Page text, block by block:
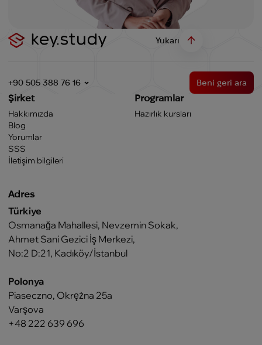
ayırmanız önerilir.
Yüksek Lisans (MBA)
Manitoba Üniversitesi lisans mezunları, üniversitede
Dil Hazırlık Programı (ELC)
ELC (İngilizce Dil Merkezi) programı, uluslararası
öğrencilerin üniversite eğitimine hazırlanmaları için özel
olarak tasarlanmıştır. Bu programın süresi, öğrencinin
hazırlık seviyesine bağlı olarak 1-2 yarıyıl arasında
değişmektedir.
Yukarı
+90 505 388 76 16 Beni geri ara
Şirket
Hakkımızda
Blog
Yorumlar
SSS
İletişim bilgileri
Programlar
Hazırlık kursları
Adres
Türkiye
Osmanağa Mahallesi, Nevzemin Sokak,
Ahmet Sani Gezici İş Merkezi,
No:2 D:21, Kadıköy/İstanbul
Polonya
Piaseczno, Okrężna 25a
Varşova
+48 222 639 696